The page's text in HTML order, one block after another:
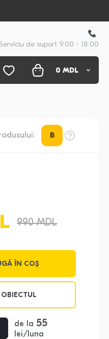
de suport 9:00 - 18:00
0 MDL
B
990 MDL
ÎN COȘ
OBIECTUL
de la 55
lei/luna